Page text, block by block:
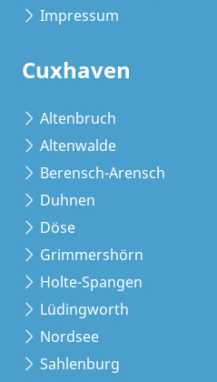
Impressum
Cuxhaven
Altenbruch
Altenwalde
Berensch-Arensch
Duhnen
Döse
Grimmershörn
Holte-Spangen
Lüdingworth
Nordsee
Sahlenburg